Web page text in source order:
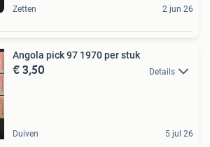
Zetten 2 jun 26
Angola pick 97 1970 per stuk
€ 3,50 Details
Duiven 5 jul 26